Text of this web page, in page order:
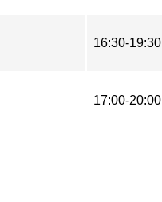
16:30-19:30
17:00-20:00